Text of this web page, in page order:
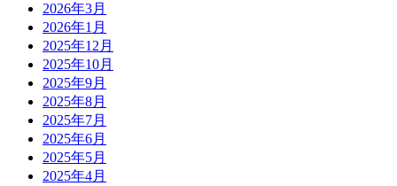
2026年3月
2026年1月
2025年12月
2025年10月
2025年9月
2025年8月
2025年7月
2025年6月
2025年5月
2025年4月